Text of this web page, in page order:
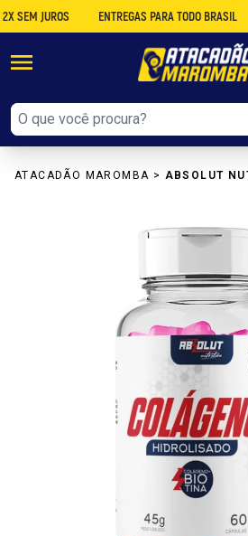
JUROS ENTREGAS PARA TODO BRASIL
ATACADÃO MAROMBA > ABSOLUT